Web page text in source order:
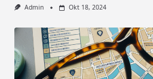
Admin Okt 18, 2024